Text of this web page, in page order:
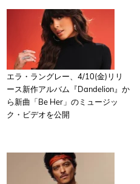
エラ・ラングレー、4/10(金)リリ
ース新作アルバム『Dandelion』か
ら新曲「Be Her」のミュージッ
ク・ビデオを公開